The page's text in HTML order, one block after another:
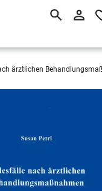
Suchen
ärztlichen